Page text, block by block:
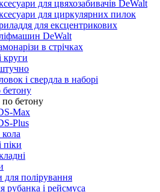
для цвяхозабивачів DeWalt
для циркулярних пилок
для ексцентрикових
DeWalt
в стрічках
круги
і свердла в наборі
бетону
Max
Plus
кола
піки
для полірування
рубанка і рейсмуса